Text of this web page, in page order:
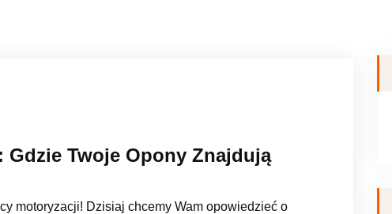
Twoje Opony Znajdują
motoryzacji! Dzisiaj chcemy Wam opowiedzieć o